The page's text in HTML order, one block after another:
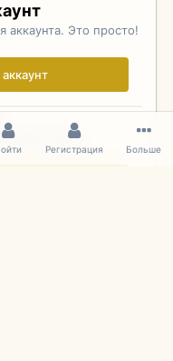
аккаунта. Это просто!
здесь.
Регистрация Больше